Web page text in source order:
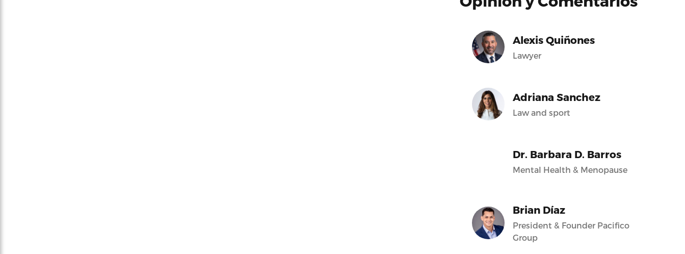
Alexis Quiñones
Lawyer
Adriana Sanchez
Law and sport
Dr. Barbara D. Barros
Mental Health & Menopause
Brian Díaz
President & Founder Pacifico
Group